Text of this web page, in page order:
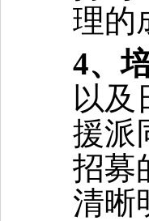
理的
4、
以及
援派
招募
清晰